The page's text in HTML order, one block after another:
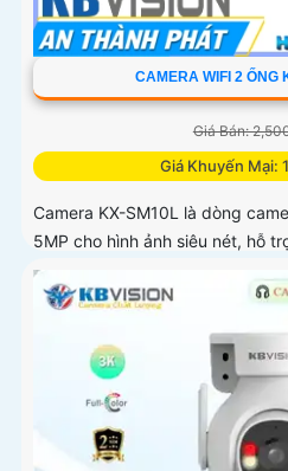
CAMERA WIFI 2 ỐNG
Giá Bán:
Giá Khuyến Mại:
Camera KX-SM10L là dòng
5MP cho hình ảnh siêu nét, hỗ
ngoại 50m và đèn LED ánh sáng